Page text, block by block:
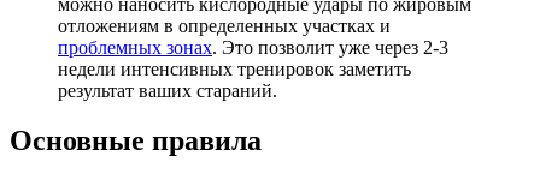
отложениям в определенных участках и
проблемных зонах. Это позволит уже через 2-3
недели интенсивных тренировок заметить
результат ваших стараний.
Основные правила